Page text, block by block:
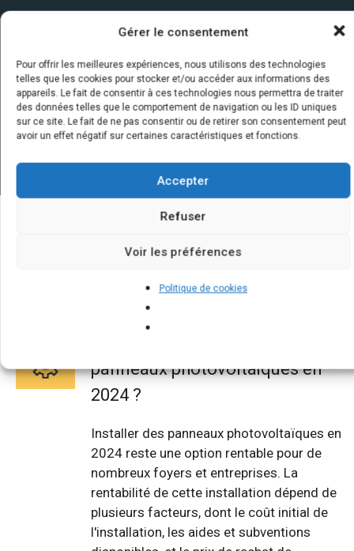
Gérer le consentement
Pour offrir les meilleures expériences, nous utilisons des technologies
telles que les cookies pour stocker et/ou accéder aux informations des
appareils. Le fait de consentir à ces technologies nous permettra de traiter
des données telles que le comportement de navigation ou les ID uniques
sur ce site. Le fait de ne pas consentir ou de retirer son consentement peut
avoir un effet négatif sur certaines caractéristiques et fonctions.
Accepter
Refuser
Voir les préférences
Politique de cookies
Quelques infos sur nos centrales
solaires : questions et réponses
panneaux photovoltaïques en
2024 ?
Installer des panneaux photovoltaïques en
2024 reste une option rentable pour de
nombreux foyers et entreprises. La
rentabilité de cette installation dépend de
plusieurs facteurs, dont le coût initial de
l'installation, les aides et subventions